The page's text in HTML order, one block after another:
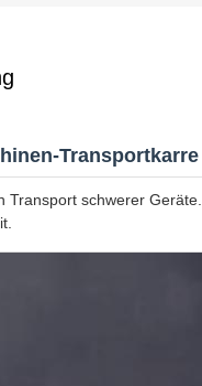
Transport schwerer